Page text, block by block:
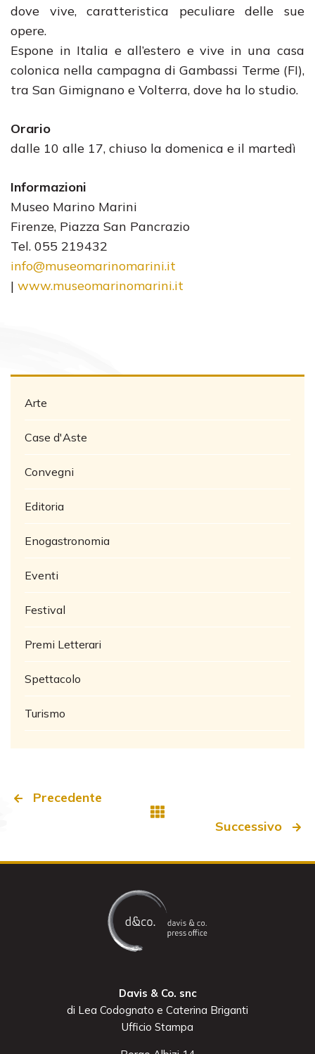
dove vive, caratteristica peculiare delle sue
opere.
Espone in Italia e all’estero e vive in una casa
colonica nella campagna di Gambassi Terme (FI),
tra San Gimignano e Volterra, dove ha lo studio.
Orario
dalle 10 alle 17, chiuso la domenica e il martedì
Informazioni
Museo Marino Marini
Firenze, Piazza San Pancrazio
Tel. 055 219432
info@museomarinomarini.it
| www.museomarinomarini.it
Arte
Case d'Aste
Convegni
Editoria
Enogastronomia
Eventi
Festival
Premi Letterari
Spettacolo
Turismo
Precedente
Successivo
Davis & Co. snc
di Lea Codognato e Caterina Briganti
Ufficio Stampa